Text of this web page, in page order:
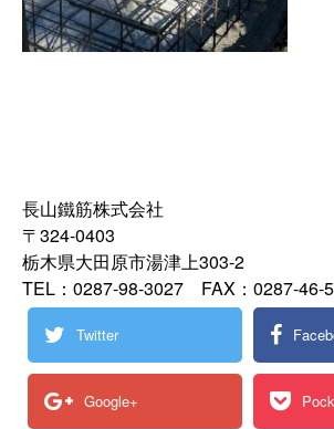
長山鐵筋株式会社
〒324-0403
栃木県大田原市湯津上303-2
TEL：0287-98-3027 FAX：0287-46-
Twitter
Google+